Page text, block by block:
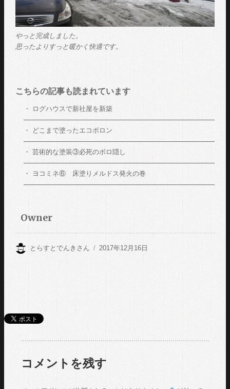
やっと完成しました。
思ったよりすっと暖かく快適です。
こちらの記事も読まれています
ログハウスで新社屋を新築
どこまで塗ったエコボロン
芸術的な塗装③必死のボロ隠し
ヨコミネ⑥ 床塗りメルドス発火の巻
Owner
投
とらすとでんき さん
投
2017年12月16日
コメントを残す